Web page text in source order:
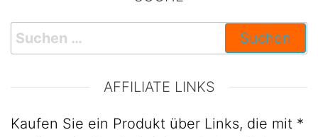
AFFILIATE LINKS
Kaufen Sie ein Produkt über Links, die mit *